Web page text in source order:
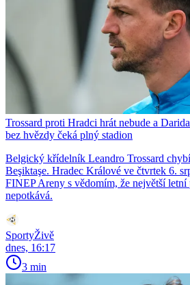
Trossard proti Hradci hrát nebude a
bez hvězdy čeká plný stadion
Belgický křídelník Leandro Trossard
Beşiktaşe. Hradec Králové ve čtvrtek 6.
FINEP Areny s vědomím, že největší letní
nepotkává.
SportyŽivě
dnes, 16:17
3 min